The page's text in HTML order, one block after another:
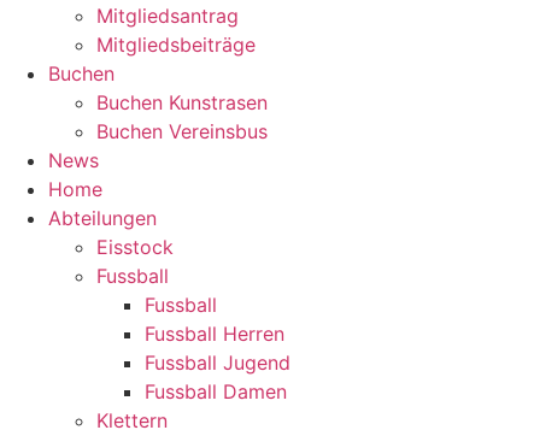
Mitgliedsantrag
Mitgliedsbeiträge
Buchen
Buchen Kunstrasen
Buchen Vereinsbus
News
Home
Abteilungen
Eisstock
Fussball
Fussball
Fussball Herren
Fussball Jugend
Fussball Damen
Klettern